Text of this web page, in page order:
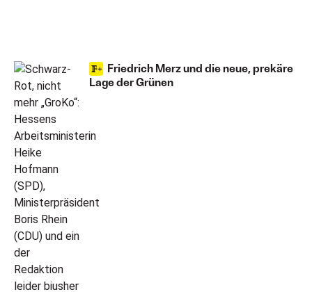
Friedrich Merz und die neue, prekäre
Lage der Grünen